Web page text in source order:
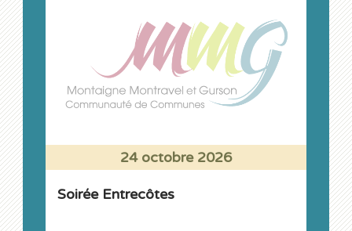
24 octobre 2026
Soirée Entrecôtes